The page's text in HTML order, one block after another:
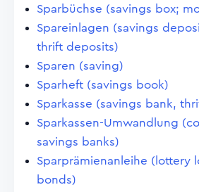
Sparbüchse (savings box;
Spareinlagen (savings
thrift deposits)
Sparen (saving)
Sparheft (savings book)
Sparkasse (savings bank,
Sparkassen-Umwandlung
savings banks)
Sparprämienanleihe (lottery
bonds)